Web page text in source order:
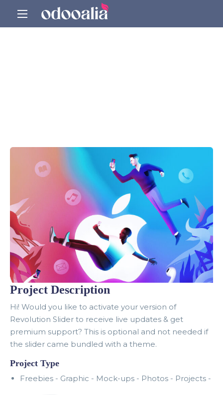
Project Description
Hi! Would you like to activate your version of
Revolution Slider to receive live updates & get
premium support? This is optional and not needed if
the slider came bundled with a theme.
Project Type
Freebies - Graphic - Mock-ups - Photos - Projects -